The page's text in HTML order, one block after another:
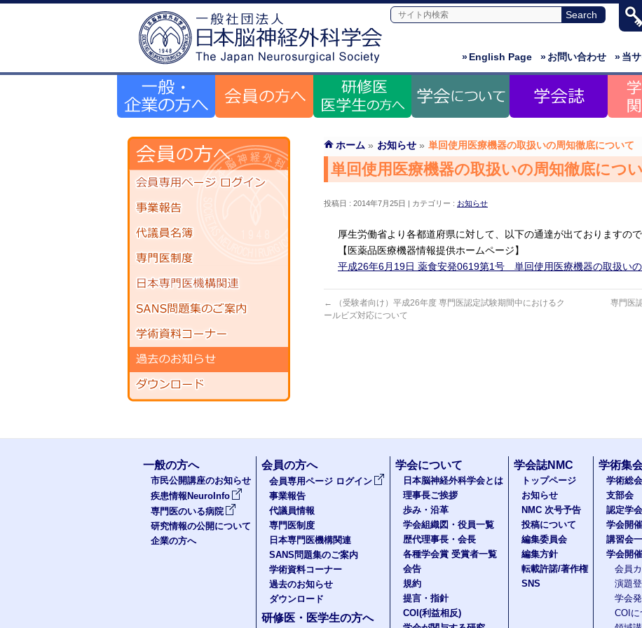
»当
»お問い合わせ
»English Page
ホーム » お知らせ » 単回使用医療機器の取扱いの周知徹底について
単回使用医療機器の取扱いの周知徹底につ
投稿日 : 2014年7月25日 カテゴリー : お知らせ
厚生労働省より各都道府県に対して、以下の通達が出ておりますので
【医薬品医療機器情報提供ホームページ】
平成26年6月19日 薬食安発0619第1号 単回使用医療機器の取扱い
←
（受験者向け）平成26年度 専門医認定試験期間中におけるク
ールビズ対応について
専門医
一般の方へ
市民公開講座のお知らせ
疾患情報NeuroInfo
専門医のいる病院
研究情報の公開について
企業の方へ
会員の方へ
会員専用ページ ログイン
事業報告
代議員情報
専門医制度
日本専門医機構関連
SANS問題集のご案内
学術資料コーナー
過去のお知らせ
ダウンロード
研修医・医学生の方へ
学会について
日本脳神経外科学会とは
理事長ご挨拶
歩み・沿革
学会組織図・役員一覧
歴代理事長・会長
各種学会賞 受賞者一覧
会告
規約
提言・指針
COI(利益相反)
学会誌NMC
トップページ
お知らせ
NMC 次号予告
投稿について
編集委員会
編集方針
転載許諾/著作権
SNS
学術集
学術総会
支部会
認定学
学会開
講習会
学会開
会員
演題
学会
COIに